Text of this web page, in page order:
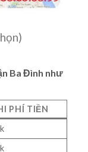
Ba Đình như
PHÍ TIỀN